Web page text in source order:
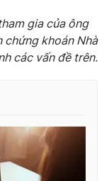
gia của ông
chứng khoán Nhà
các vấn đề trên.